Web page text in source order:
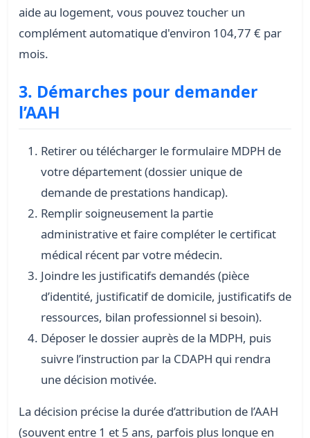
aide au logement, vous pouvez toucher un
complément automatique d'environ 104,77 € par
mois.
3. Démarches pour demander
l’AAH
Retirer ou télécharger le formulaire MDPH de
votre département (dossier unique de
demande de prestations handicap).
Remplir soigneusement la partie
administrative et faire compléter le certificat
médical récent par votre médecin.
Joindre les justificatifs demandés (pièce
d’identité, justificatif de domicile, justificatifs de
ressources, bilan professionnel si besoin).
Déposer le dossier auprès de la MDPH, puis
suivre l’instruction par la CDAPH qui rendra
une décision motivée.
La décision précise la durée d’attribution de l’AAH
(souvent entre 1 et 5 ans, parfois plus longue en